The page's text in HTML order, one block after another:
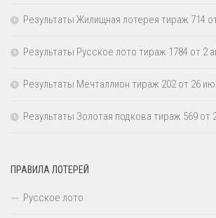
Результаты Жилищная лотерея тираж 714
Результаты Русское лото тираж 1784 от 2
Результаты Мечталлион тираж 202 от 26
Результаты Золотая подкова тираж 569 от
ПРАВИЛА ЛОТЕРЕЙ
Русское лото